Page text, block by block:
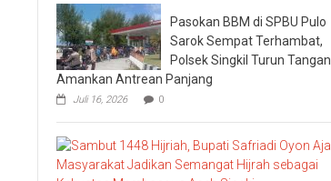
Pasokan BBM di SPBU Pulo
Sarok Sempat Terhambat,
Polsek Singkil Turun Tangan
Amankan Antrean Panjang
Juli 16, 2026 0